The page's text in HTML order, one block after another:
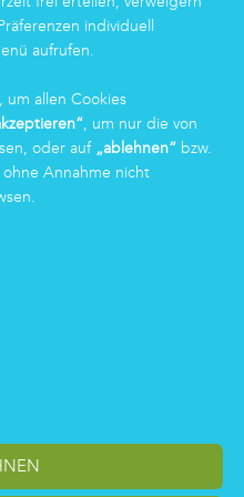
Impressum
individuell
aufrufen.
, um allen Cookies
, um nur die von
oder auf „ablehnen“ bzw.
Annahme nicht